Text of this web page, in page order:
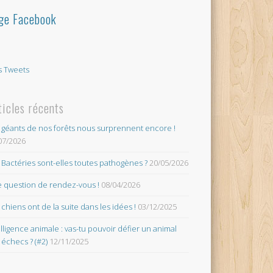
Facebook
Tweets
récents
géants de nos forêts nous surprennent encore !
2026
sont-elles toutes pathogènes ?20/05/2026
question de rendez-vous ! 08/04/2026
ont de la suite dans les idées ! 03/12/2025
animale : vas-tu pouvoir défier un animal
? (#2) 12/11/2025